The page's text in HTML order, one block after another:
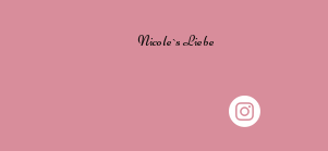
Nicole`s Liebe